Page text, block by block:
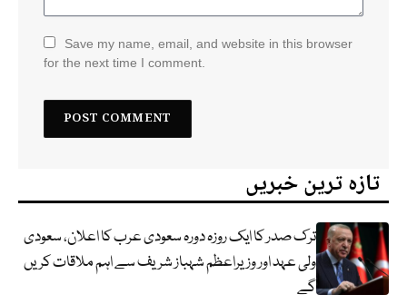
Save my name, email, and website in this browser
for the next time I comment.
تازہ ترین خبریں
ترک صدر کا ایک روزہ دورہ سعودی عرب کا اعلان، سعودی
ولی عہد اور وزیراعظم شہباز شریف سے اہم ملاقات کریں
گے